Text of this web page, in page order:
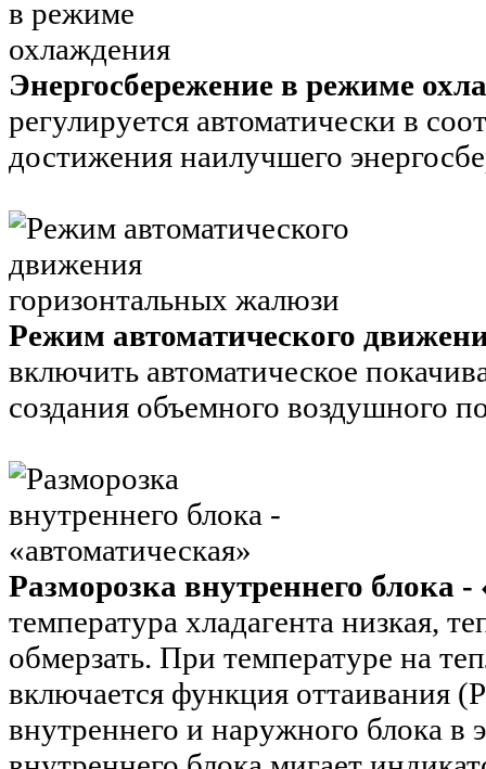
Энергосбережение в режиме
регулируется автоматически в
достижения наилучшего
Режим автоматического
включить автоматическое
создания объемного воздушного
Разморозка внутреннего блока
температура хладагента низкая,
обмерзать. При температуре на
включается функция оттаивания
внутреннего и наружного блока в